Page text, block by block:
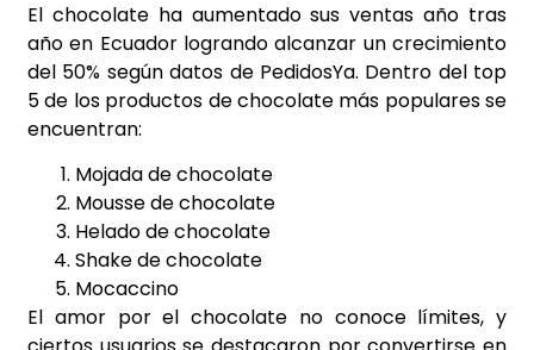
El chocolate ha aumentado sus ventas año tras
año en Ecuador logrando alcanzar un crecimiento
del 50% según datos de PedidosYa. Dentro del top
5 de los productos de chocolate más populares se
encuentran:
Mojada de chocolate
Mousse de chocolate
Helado de chocolate
Shake de chocolate
Mocaccino
El amor por el chocolate no conoce límites, y